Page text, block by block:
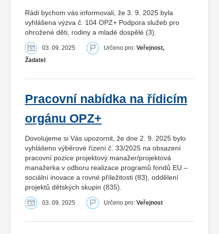
Rádi bychom vás informovali, že 3. 9. 2025 byla
vyhlášena výzva č. 104 OPZ+ Podpora služeb pro
ohrožené děti, rodiny a mladé dospělé (3).
03. 09. 2025 Určeno pro: Veřejnost,
Žadatel
Pracovní nabídka na řídicím
orgánu OPZ+
Dovolujeme si Vás upozornit, že dne 2. 9. 2025 bylo
vyhlášeno výběrové řízení č. 33/2025 na obsazení
pracovní pozice projektový manažer/projektová
manažerka v odboru realizace programů fondů EU –
sociální inovace a rovné příležitosti (83), oddělení
projektů dětských skupin (835).
03. 09. 2025 Určeno pro: Veřejnost